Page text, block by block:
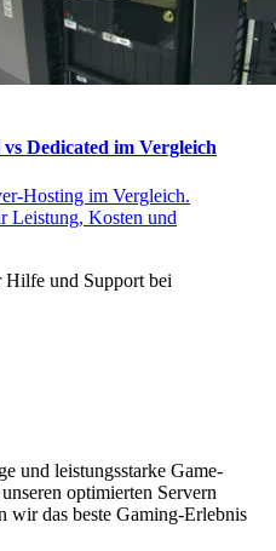
Dedicated im Vergleich
Hosting im Vergleich.
Leistung, Kosten und
Hilfe und Support bei
und leistungsstarke Game-
optimierten Servern
wir das beste Gaming-Erlebnis